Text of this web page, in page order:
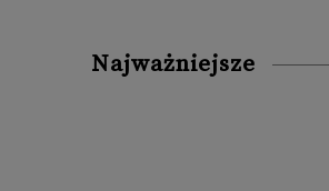
Najważniejsze